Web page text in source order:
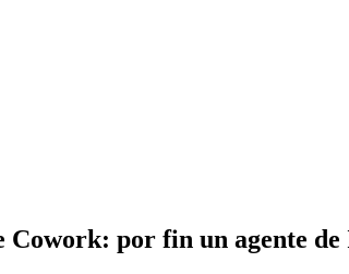
Cowork: por fin un agente